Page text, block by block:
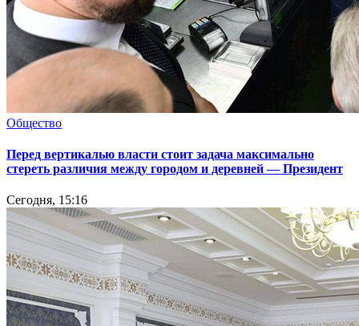
Общество
Перед вертикалью власти стоит задача максимально
стереть различия между городом и деревней — Президент
Сегодня, 15:16